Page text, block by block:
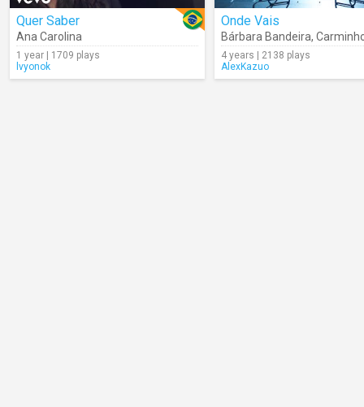
Quer Saber
Ana Carolina
1 year | 1709 plays
lvyonok
Onde Vais
Bárbara Bandeira,
4 years | 2138 plays
AlexKazuo